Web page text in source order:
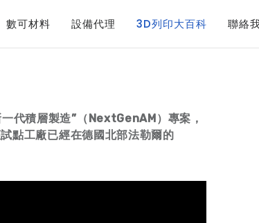
數可材料 設備代理 3D列印大百科 聯絡
一代積層製造”（NextGenAM）專案，
點工廠已經在德國北部法勒爾的